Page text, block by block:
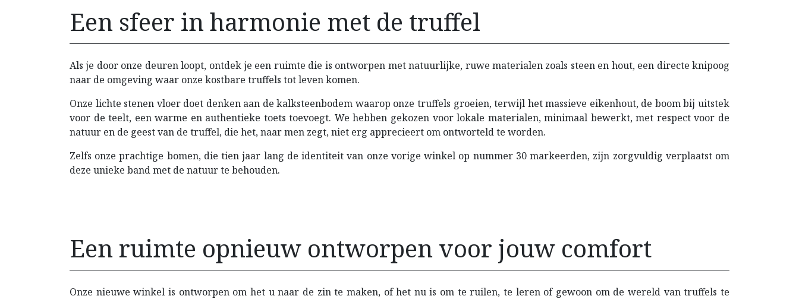
Een sfeer in harmonie met de truffel
Als je door onze deuren loopt, ontdek je een ruimte die is ontworpen met natuurlijke, ruwe materialen zoals steen en hout, een directe knipoog
naar de omgeving waar onze kostbare truffels tot leven komen.
Onze lichte stenen vloer doet denken aan de kalksteenbodem waarop onze truffels groeien, terwijl het massieve eikenhout, de boom bij uitstek
voor de teelt, een warme en authentieke toets toevoegt. We hebben gekozen voor lokale materialen, minimaal bewerkt, met respect voor de
natuur en de geest van de truffel, die het, naar men zegt, niet erg apprecieert om ontworteld te worden.
Zelfs onze prachtige bomen, die tien jaar lang de identiteit van onze vorige winkel op nummer 30 markeerden, zijn zorgvuldig verplaatst om
deze unieke band met de natuur te behouden.
Een ruimte opnieuw ontworpen voor jouw comfort
Onze nieuwe winkel is ontworpen om het u naar de zin te maken, of het nu is om te ruilen, te leren of gewoon om de wereld van truffels te